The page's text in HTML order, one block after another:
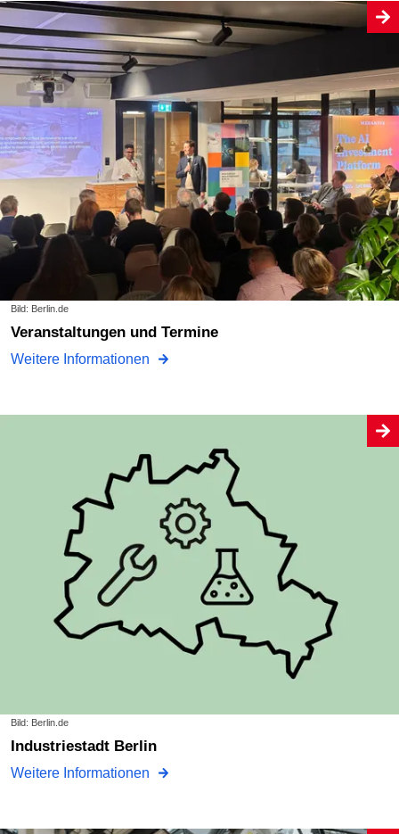
Bild: Berlin.de
Veranstaltungen und Termine
Weitere Informationen
Bild: Berlin.de
Industriestadt Berlin
Weitere Informationen